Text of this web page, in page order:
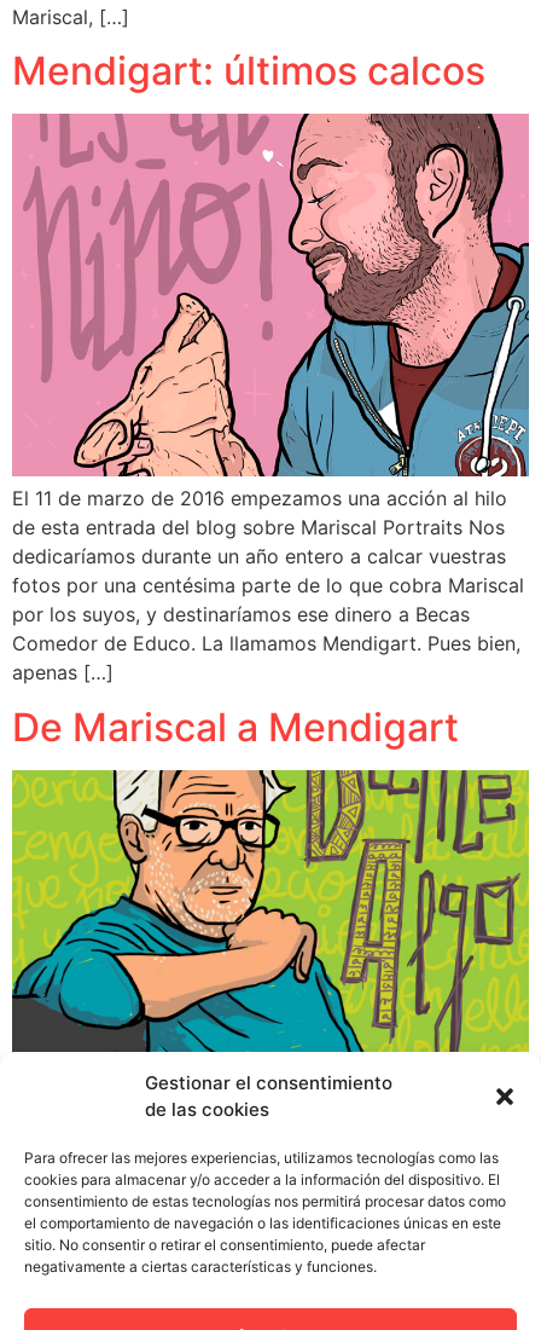
Gestionar el consentimiento
de las cookies
Para ofrecer las mejores experiencias, utilizamos tecnologías como las
cookies para almacenar y/o acceder a la información del dispositivo. El
consentimiento de estas tecnologías nos permitirá procesar datos como
el comportamiento de navegación o las identificaciones únicas en este
sitio. No consentir o retirar el consentimiento, puede afectar
negativamente a ciertas características y funciones.
Mariscal, […]
Mendigart: últimos calcos
El 11 de marzo de 2016 empezamos una acción al hilo
de esta entrada del blog sobre Mariscal Portraits Nos
dedicaríamos durante un año entero a calcar vuestras
fotos por una centésima parte de lo que cobra Mariscal
por los suyos, y destinaríamos ese dinero a Becas
Comedor de Educo. La llamamos Mendigart. Pues bien,
apenas […]
De Mariscal a Mendigart
A finales de octubre del pasado 2015 el mundo del
diseño y de la ilustración se quedó boquiabierto ante la
noticia de que Javier Mariscal, un auténtico referente
del sector, confesaba que se encontraba en bancarrota
y que tenía que verse obligado a vender su obra como